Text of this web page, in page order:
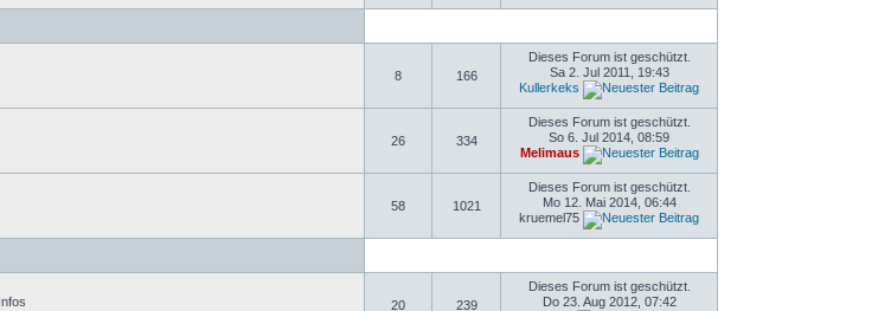
8 166
Dieses Forum ist geschützt.
Sa 2. Jul 2011, 19:43
Kullerkeks
26 334
Dieses Forum ist geschützt.
So 6. Jul 2014, 08:59
Melimaus
58 1021
Dieses Forum ist geschützt.
Mo 12. Mai 2014, 06:44
kruemel75
20 239
Dieses Forum ist geschützt.
Do 23. Aug 2012, 07:42